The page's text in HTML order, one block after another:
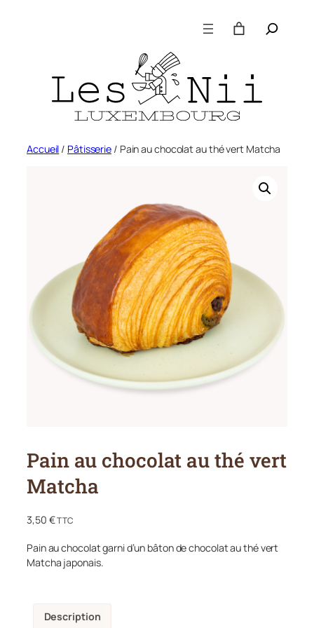
Recherche
Accueil / Pâtisserie / Pain au chocolat au thé vert Matcha
Pain au chocolat au thé vert
Matcha
3,50 €TTC
Pain au chocolat garni d’un bâton de chocolat au thé vert
Matcha japonais.
Description